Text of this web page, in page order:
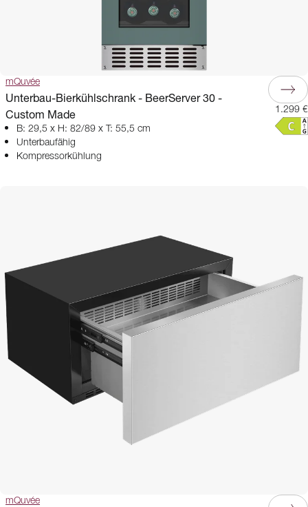
mQuvée
Unterbau-Bierkühlschrank - BeerServer 30 -
Custom Made
B: 29,5 x H: 82/89 x T: 55,5 cm
Unterbaufähig
Kompressorkühlung
1.299 €
mQuvée